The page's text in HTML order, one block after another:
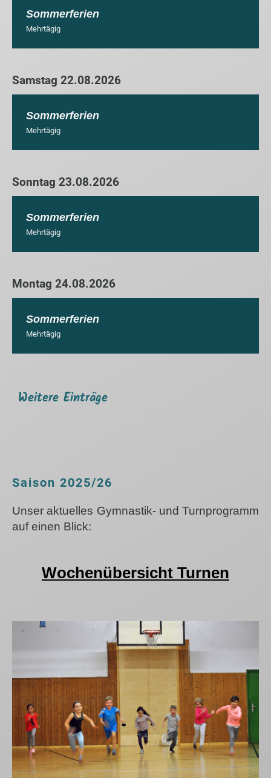
Sommerferien
Mehrtägig
Samstag 22.08.2026
Sommerferien
Mehrtägig
Sonntag 23.08.2026
Sommerferien
Mehrtägig
Montag 24.08.2026
Sommerferien
Mehrtägig
Weitere Einträge
Saison 2025/26
Unser aktuelles Gymnastik- und Turnprogramm
auf einen Blick:
Wochenübersicht Turnen